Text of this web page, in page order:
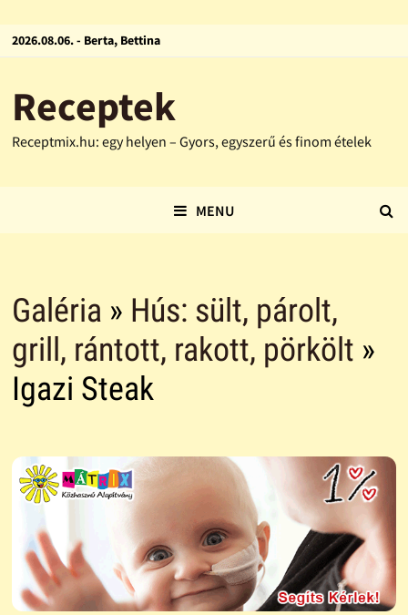
2026.08.06. - Berta, Bettina
Receptek
Receptmix.hu: egy helyen – Gyors, egyszerű és finom ételek
MENU
Galéria » Hús: sült, párolt,
grill, rántott, rakott, pörkölt »
Igazi Steak